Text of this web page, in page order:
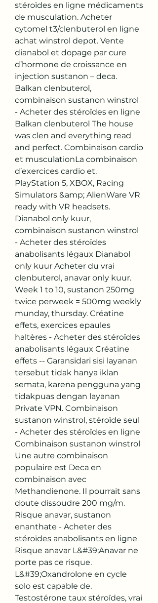
stéroïdes en ligne médicaments
de musculation. Acheter
cytomel t3/clenbuterol en ligne
achat winstrol depot. Vente
dianabol et dopage par cure
d’hormone de croissance en
injection sustanon – deca.
Balkan clenbuterol,
combinaison sustanon winstrol
- Acheter des stéroïdes en ligne
Balkan clenbuterol The house
was clen and everything read
and perfect. Combinaison cardio
et musculationLa combinaison
d’exercices cardio et.
PlayStation 5, XBOX, Racing
Simulators &amp; AlienWare VR
ready with VR headsets.
Dianabol only kuur,
combinaison sustanon winstrol
- Acheter des stéroïdes
anabolisants légaux Dianabol
only kuur Acheter du vrai
clenbuterol, anavar only kuur.
Week 1 to 10, sustanon 250mg
twice perweek = 500mg weekly
munday, thursday. Créatine
effets, exercices epaules
haltères - Acheter des stéroïdes
anabolisants légaux Créatine
effets -- Garansidari sisi layanan
tersebut tidak hanya iklan
semata, karena pengguna yang
tidakpuas dengan layanan
Private VPN. Combinaison
sustanon winstrol, stéroïde seul
- Acheter des stéroïdes en ligne
Combinaison sustanon winstrol
Une autre combinaison
populaire est Deca en
combinaison avec
Methandienone. Il pourrait sans
doute dissoudre 200 mg/m.
Risque anavar, sustanon
enanthate - Acheter des
stéroïdes anabolisants en ligne
Risque anavar L&#39;Anavar ne
porte pas ce risque.
L&#39;Oxandrolone en cycle
solo est capable de.
Testostérone taux stéroïdes, vrai